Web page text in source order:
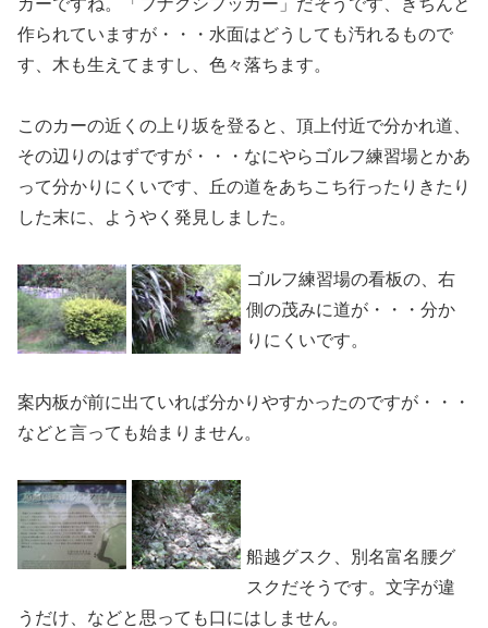
作られていますが・・・水面はどうしても汚れるもので
す、木も生えてますし、色々落ちます。
このカーの近くの上り坂を登ると、頂上付近で分かれ道、
その辺りのはずですが・・・なにやらゴルフ練習場とかあ
って分かりにくいです、丘の道をあちこち行ったりきたり
した末に、ようやく発見しました。
ゴルフ練習場の看板の、右
側の茂みに道が・・・分か
りにくいです。
案内板が前に出ていれば分かりやすかったのですが・・・
などと言っても始まりません。
船越グスク、別名富名腰グ
スクだそうです。文字が違
うだけ、などと思っても口にはしません。